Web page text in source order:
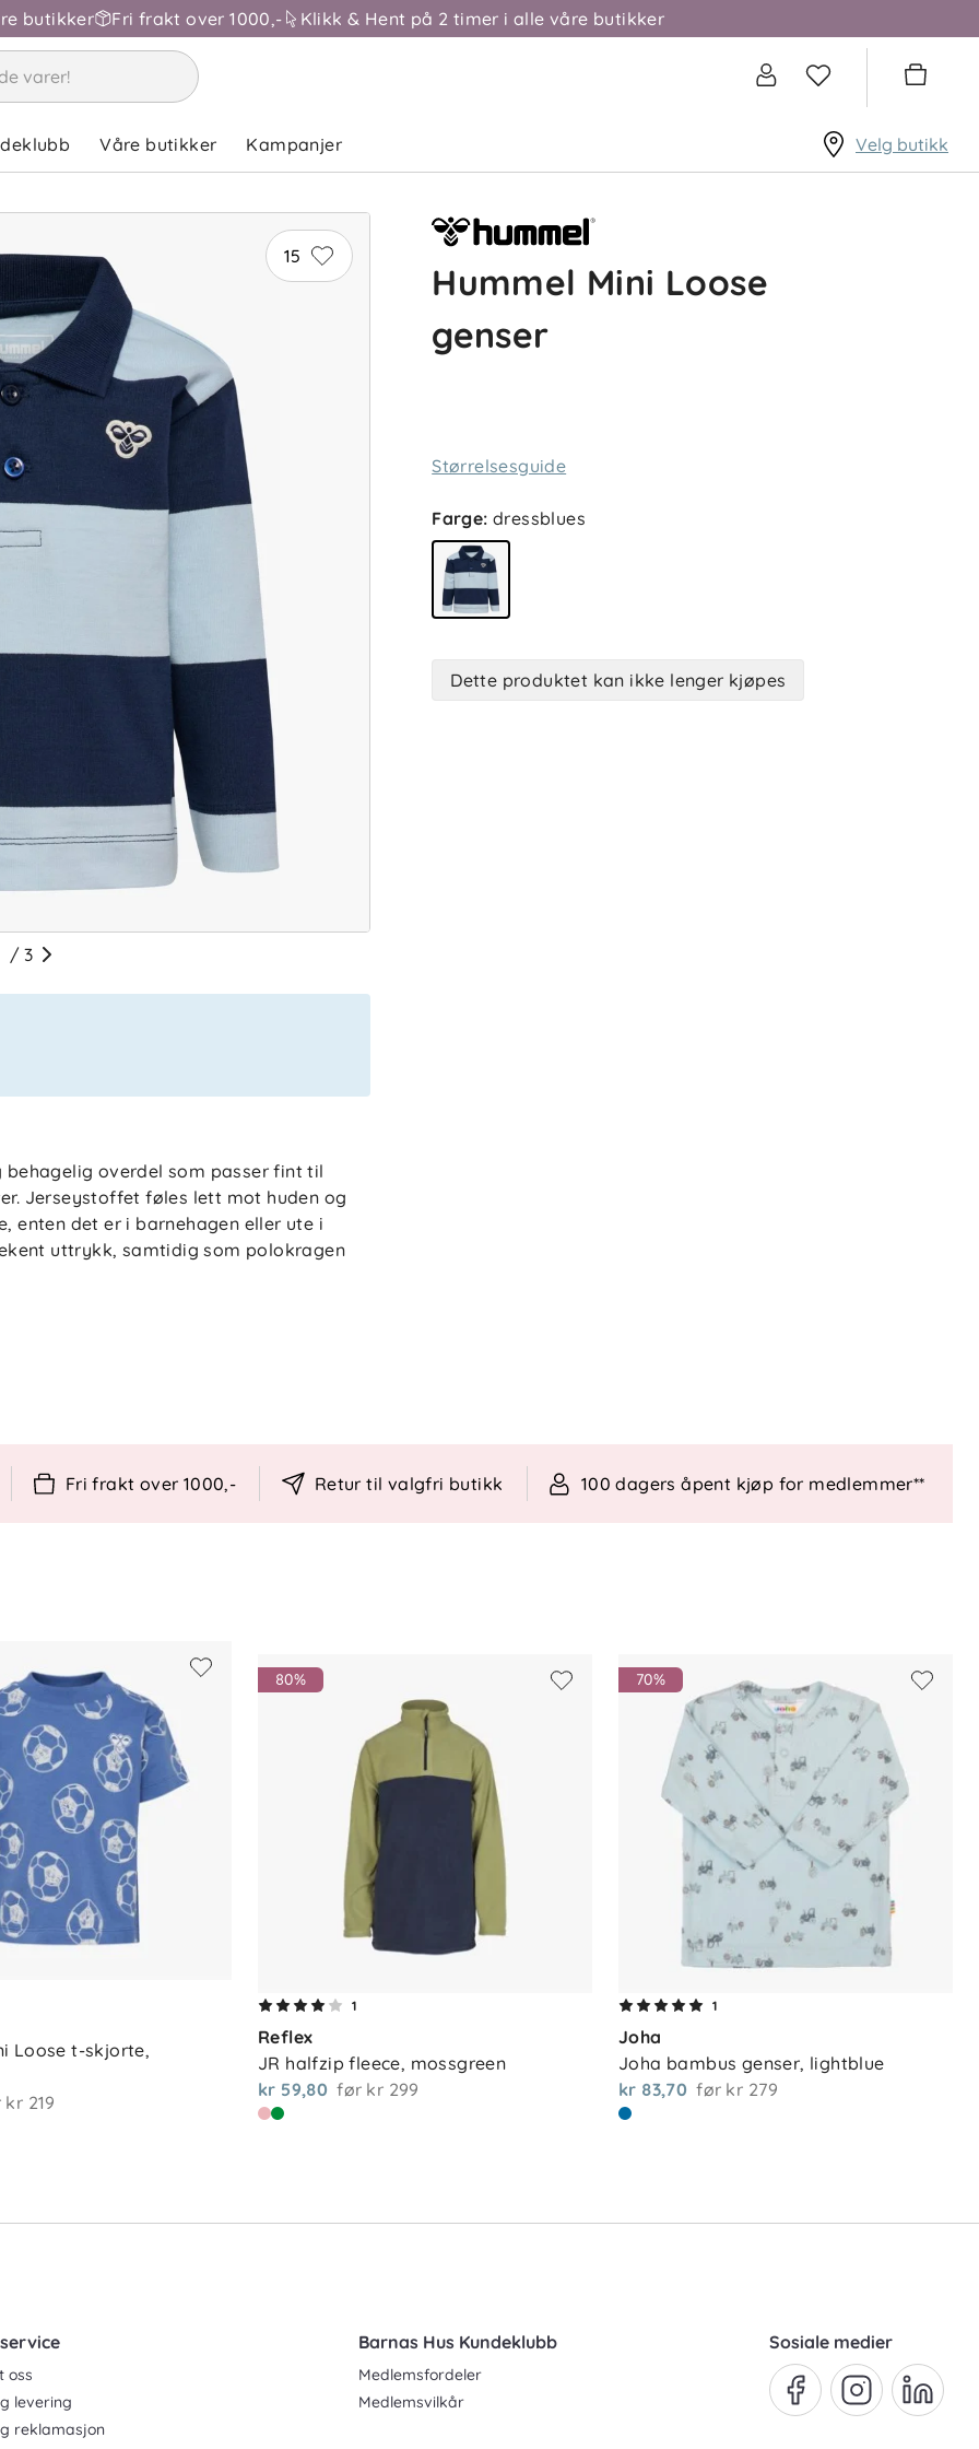
butikker Fri frakt over 1000,- Klikk & Hent på 2 timer i alle våre butikker
Våre butikker Kampanjer Velg butikk
15
/ 3
behagelig overdel som passer fint til
Jerseystoffet føles lett mot huden og
enten det er i barnehagen eller ute i
uttrykk, samtidig som polokragen
eller tørketromles. Kan strykes på
stoff og fasong.
Hummel Mini Loose
genser
Størrelsesguide
Farge: dressblues
Dette produktet kan ikke lenger kjøpes
Fri frakt over 1000,- Retur til valgfri butikk 100 dagers åpent kjøp for medlemmer**
Loose t-skjorte,
kr 219
80%
1
Reflex
JR halfzip fleece, mossgreen
kr 59,80 før kr 299
70%
1
Joha
Joha bambus genser, lightblue
kr 83,70 før kr 279
oss
levering
reklamasjon
Barnas Hus Kundeklubb
Medlemsfordeler
Medlemsvilkår
Sosiale medier